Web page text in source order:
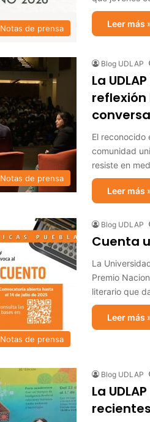
Notas de prensa Leer más
Notas de prensa
Blog UDLAP
La
El reconocido
comunidad
resiste en
Leer más
Notas de prensa
Blog UDLAP
Cuenta
La
Premio
literario que
Leer más
Blog UDLAP
La
recientes